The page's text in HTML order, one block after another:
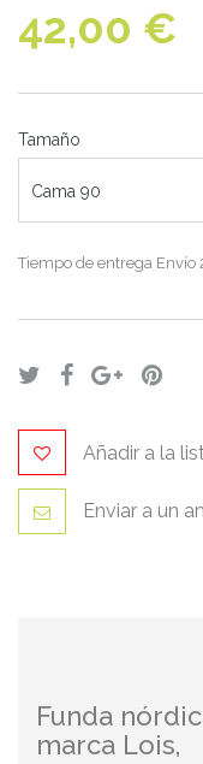
42,00 €
Tamaño
Cama 90
Tiempo de entrega Envío
Añadir a la
Enviar a un
Funda
marca Lois,